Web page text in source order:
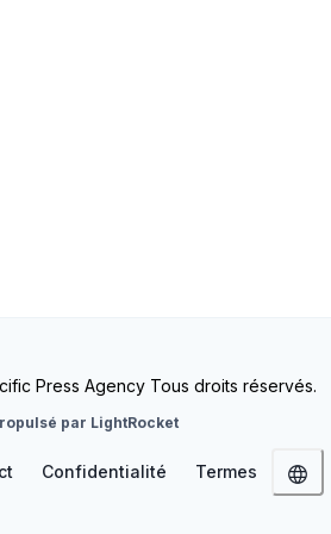
Press Agency Tous droits réservés.
par LightRocket
Confidentialité Termes